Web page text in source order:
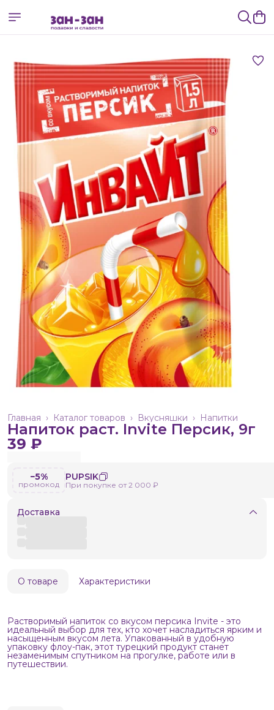
Напитки
Вкусняшки ›
Каталог товаров ›
Главная ›
Напиток раст. Invite Персик, 9г
39 ₽
−5%
промокод
PUPSIK
При покупке от 2 000 ₽
Доставка
О товаре Характеристики
Растворимый напиток со вкусом персика Invite - это
идеальный выбор для тех, кто хочет насладиться ярким и
насыщенным вкусом лета. Упакованный в удобную
упаковку флоу-пак, этот турецкий продукт станет
незаменимым спутником на прогулке, работе или в
путешествии.